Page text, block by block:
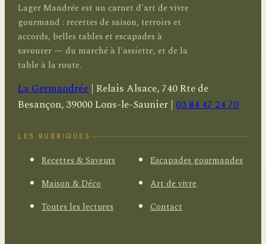
Lager Mandrée est un carnet d'art de vivre
gourmand : recettes de saison, terroirs et
accords, belles tables et escapades à
savourer — du marché à l'assiette, et de la
table à la route.
La Germandrée| Relais Alsace, 740 Rte de
Besançon, 39000 Lons-le-Saunier |03 84 47 24 70
LES RUBRIQUES
Recettes & Saveurs
Escapades gourmandes
Maison & Déco
Art de vivre
Toutes les lectures
Contact